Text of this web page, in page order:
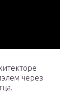
через